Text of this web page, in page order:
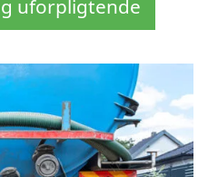
uforpligtende